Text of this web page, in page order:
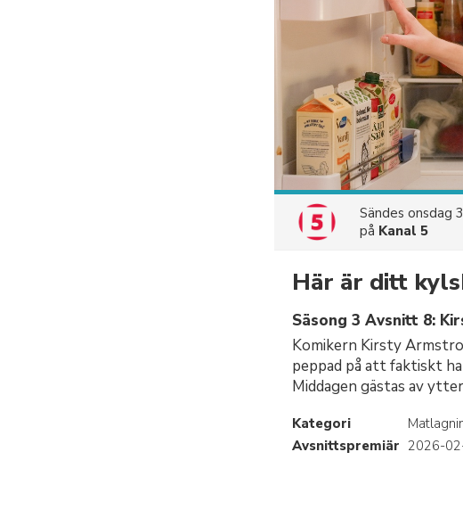
Sändes onsdag
på Kanal 5
Här är ditt
Säsong 3 Avsnitt 8:
Komikern Kirsty
peppad på att faktiskt
Middagen gästas av
Kategori
Avsnittspremiär 2026-